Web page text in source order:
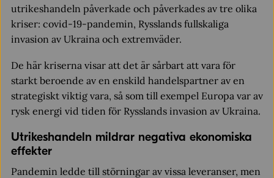
utrikeshandeln påverkade och påverkades av tre olika
kriser: covid-19-pandemin, Rysslands fullskaliga
invasion av Ukraina och extremväder.
De här kriserna visar att det är sårbart att vara för
starkt beroende av en enskild handelspartner av en
strategiskt viktig vara, så som till exempel Europa var av
rysk energi vid tiden för Rysslands invasion av Ukraina.
Utrikeshandeln mildrar negativa ekonomiska
effekter
Pandemin ledde till störningar av vissa leveranser, men